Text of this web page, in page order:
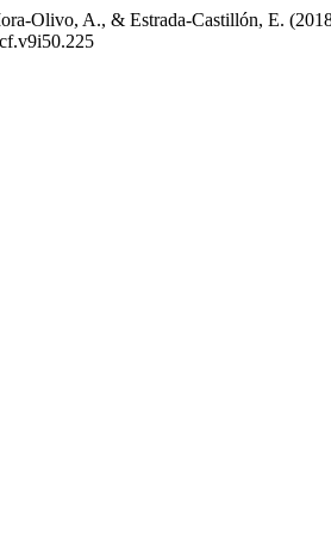
Olivo, A., & Estrada-Castillón, E.